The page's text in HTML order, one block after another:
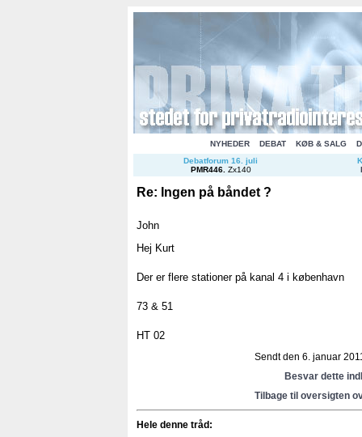
NYHEDER DEBAT KØB & SALG
Debatforum 16. juli
PMR446. Zx140
Re: Ingen på båndet ?
John
Hej Kurt
Der er flere stationer på kanal 4 i københavn
73 & 51
HT 02
Sendt den 6. januar
Besvar dette
Tilbage til oversigten
Hele denne tråd: